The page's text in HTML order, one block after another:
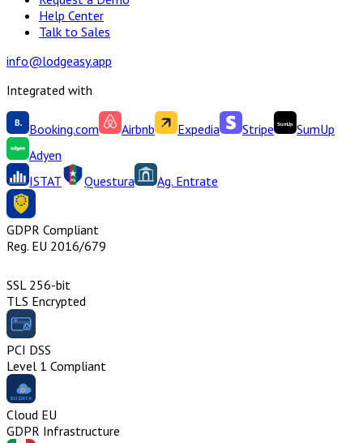
Help Center
Talk to Sales
info@lodgeasy.app
Integrated with
Booking.com Airbnb Expedia Stripe
SumUp
Adyen
ISTAT
Questura Ag. Entrate
GDPR Compliant
Reg. EU 2016/679
SSL 256-bit
TLS Encrypted
PCI DSS
Level 1 Compliant
Cloud EU
GDPR Infrastructure